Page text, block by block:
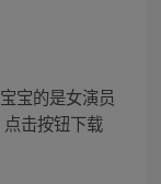
宝的是女演员
击按钮下载